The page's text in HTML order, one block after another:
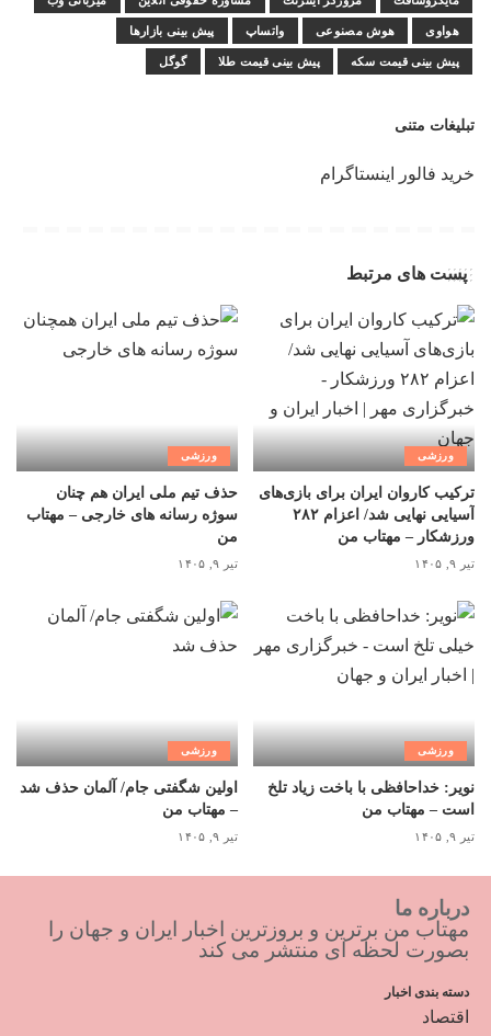
هواوی هوش مصنوعی واتساپ پیش بینی بازارها
پیش بینی قیمت سکه پیش بینی قیمت طلا گوگل
تبلیغات متنی
خرید فالور اینستاگرام
پست های مرتبط
ورزشی
ترکیب کاروان ایران برای بازی‌های
آسیایی نهایی شد/ اعزام ۲۸۲
ورزشکار – مهتاب من
تیر ۹, ۱۴۰۵
ورزشی
حذف تیم ملی ایران هم چنان
سوژه رسانه های خارجی – مهتاب
من
تیر ۹, ۱۴۰۵
ورزشی
نویر: خداحافظی با باخت زیاد تلخ
است – مهتاب من
تیر ۹, ۱۴۰۵
ورزشی
اولین شگفتی جام/ آلمان حذف شد
– مهتاب من
تیر ۹, ۱۴۰۵
درباره ما
مهتاب من برترین و بروزترین اخبار ایران و جهان را
بصورت لحظه ای منتشر می کند
دسته بندی اخبار
اقتصاد